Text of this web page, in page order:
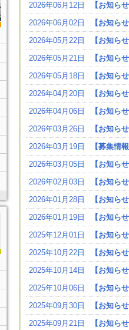
2026年06月12日
【お知ら
2026年06月02日
【お知ら
2026年05月22日
【お知ら
2026年05月21日
【お知ら
2026年05月18日
【お知ら
2026年04月20日
【お知ら
2026年04月06日
【お知ら
2026年03月26日
【お知ら
2026年03月19日
【募集情
2026年03月05日
【お知ら
2026年02月03日
【お知ら
2026年01月28日
【お知ら
2026年01月19日
【お知ら
2025年12月01日
【お知ら
2025年10月22日
【お知ら
2025年10月14日
【お知ら
2025年10月06日
【お知ら
2025年09月30日
【お知ら
2025年09月21日
【お知ら